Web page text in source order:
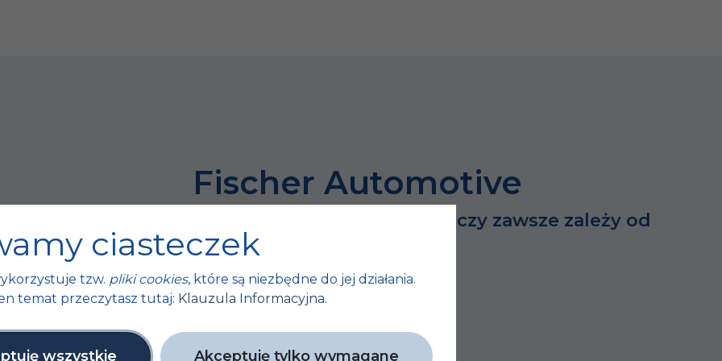
Fischer Automotive
bo sukces dużych rzeczy zawsze zależy od
tych małych…
ciasteczek
tzw. pliki cookies, które są niezbędne do jej działania.
temat przeczytasz tutaj: Klauzula Informacyjna.
wszystkie Akceptuję tylko wymagane